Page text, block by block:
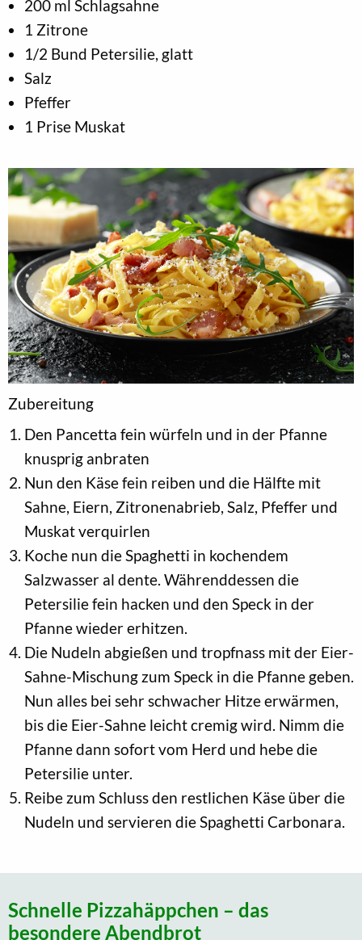
200 ml Schlagsahne
1 Zitrone
1/2 Bund Petersilie, glatt
Salz
Pfeffer
1 Prise Muskat
Zubereitung
Den Pancetta fein würfeln und in der Pfanne
knusprig anbraten
Nun den Käse fein reiben und die Hälfte mit
Sahne, Eiern, Zitronenabrieb, Salz, Pfeffer und
Muskat verquirlen
Koche nun die Spaghetti in kochendem
Salzwasser al dente. Währenddessen die
Petersilie fein hacken und den Speck in der
Pfanne wieder erhitzen.
Die Nudeln abgießen und tropfnass mit der Eier-
Sahne-Mischung zum Speck in die Pfanne geben.
Nun alles bei sehr schwacher Hitze erwärmen,
bis die Eier-Sahne leicht cremig wird. Nimm die
Pfanne dann sofort vom Herd und hebe die
Petersilie unter.
Reibe zum Schluss den restlichen Käse über die
Nudeln und servieren die Spaghetti Carbonara.
Schnelle Pizzahäppchen – das
besondere Abendbrot